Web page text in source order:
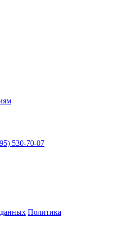
530-70-07
Политика